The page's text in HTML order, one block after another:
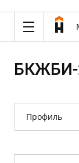
Профиль